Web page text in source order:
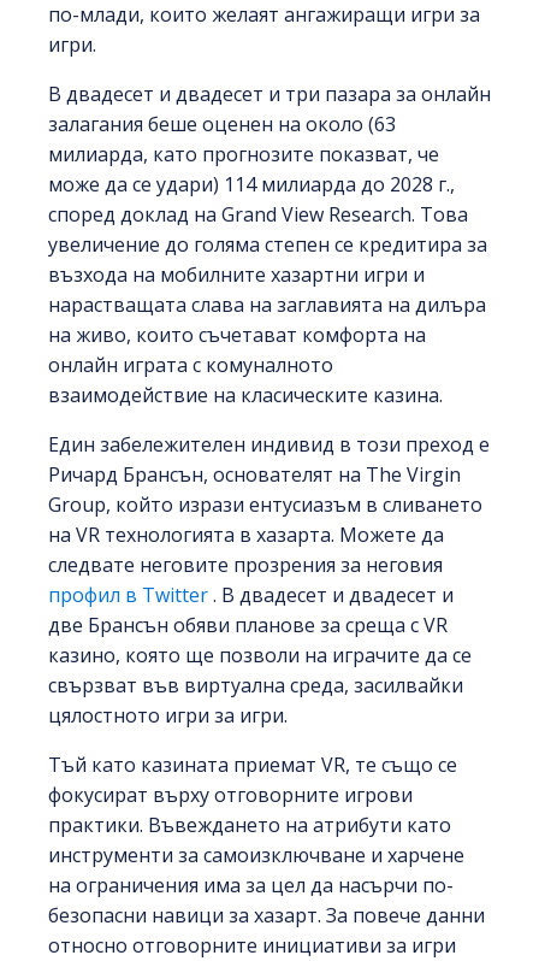
по-млади, които желаят ангажиращи игри за
игри.
В двадесет и двадесет и три пазара за онлайн
залагания беше оценен на около (63
милиарда, като прогнозите показват, че
може да се удари) 114 милиарда до 2028 г.,
според доклад на Grand View Research. Това
увеличение до голяма степен се кредитира за
възхода на мобилните хазартни игри и
нарастващата слава на заглавията на дилъра
на живо, които съчетават комфорта на
онлайн играта с комуналното
взаимодействие на класическите казина.
Един забележителен индивид в този преход е
Ричард Брансън, основателят на The Virgin
Group, който изрази ентусиазъм в сливането
на VR технологията в хазарта. Можете да
следвате неговите прозрения за неговия
профил в Twitter. В двадесет и двадесет и
две Брансън обяви планове за среща с VR
казино, която ще позволи на играчите да се
свързват във виртуална среда, засилвайки
цялостното игри за игри.
Тъй като казината приемат VR, те също се
фокусират върху отговорните игрови
практики. Въвеждането на атрибути като
инструменти за самоизключване и харчене
на ограничения има за цел да насърчи по-
безопасни навици за хазарт. За повече данни
относно отговорните инициативи за игри